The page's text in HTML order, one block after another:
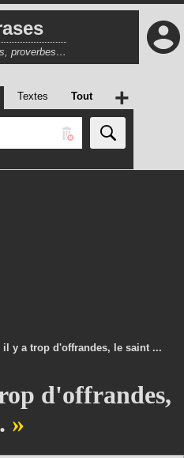
proverbes…
Textes Tout +
il y a trop d'offrandes, le saint ...
d'offrandes,